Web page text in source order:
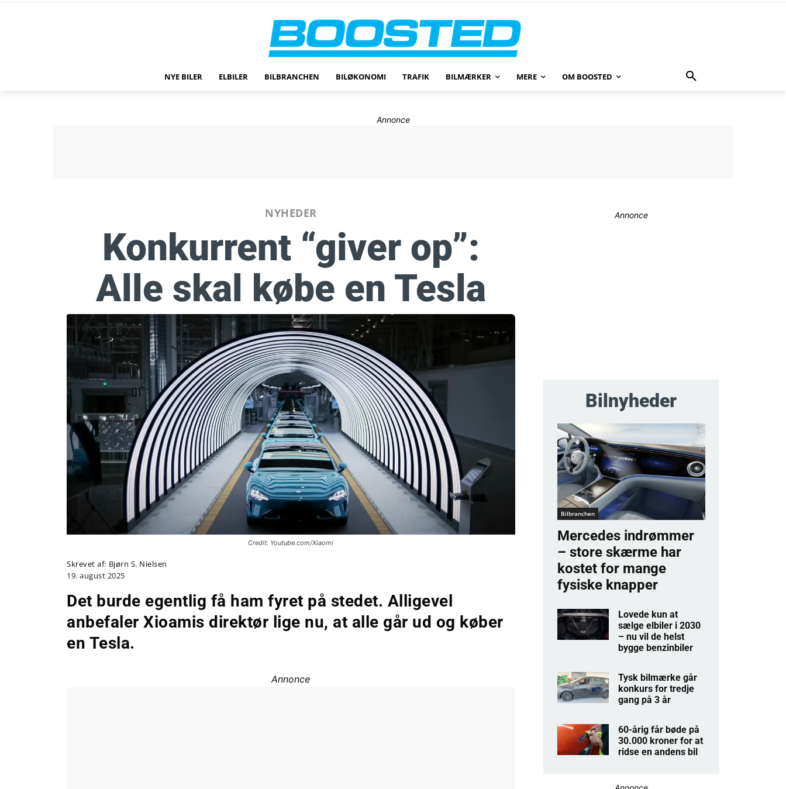
NYE BILER ELBILER BILBRANCHEN BILØKONOMI TRAFIK BILMÆRKER MERE OM BOOSTED
Annonce
NYHEDER
Konkurrent “giver op”:
Alle skal købe en Tesla
Credit: Youtube.com/Xiaomi
Skrevet af: Bjørn S. Nielsen
19. august 2025
Det burde egentlig få ham fyret på stedet. Alligevel
anbefaler Xioamis direktør lige nu, at alle går ud og køber
en Tesla.
Annonce
Annonce
Bilnyheder
Bilbranchen
Mercedes indrømmer
– store skærme har
kostet for mange
fysiske knapper
Lovede kun at
sælge elbiler i 2030
– nu vil de helst
bygge benzinbiler
Tysk bilmærke går
konkurs for tredje
gang på 3 år
60-årig får bøde på
30.000 kroner for at
ridse en andens bil